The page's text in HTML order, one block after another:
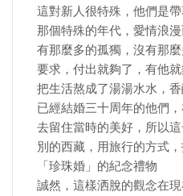
這對新人很特殊，他們是
那個特殊的年代，愛情浪
有那麼多的孤獨，沒有那
要求，付出就夠了，有他
把生活熬成了湯湯水水，
已經結婚三十周年的他們
去留住當時的美好，所以
別的西藏，用旅行的方式
「珍珠婚」的紀念禮物
誠然，這樣洒脫的觀念在